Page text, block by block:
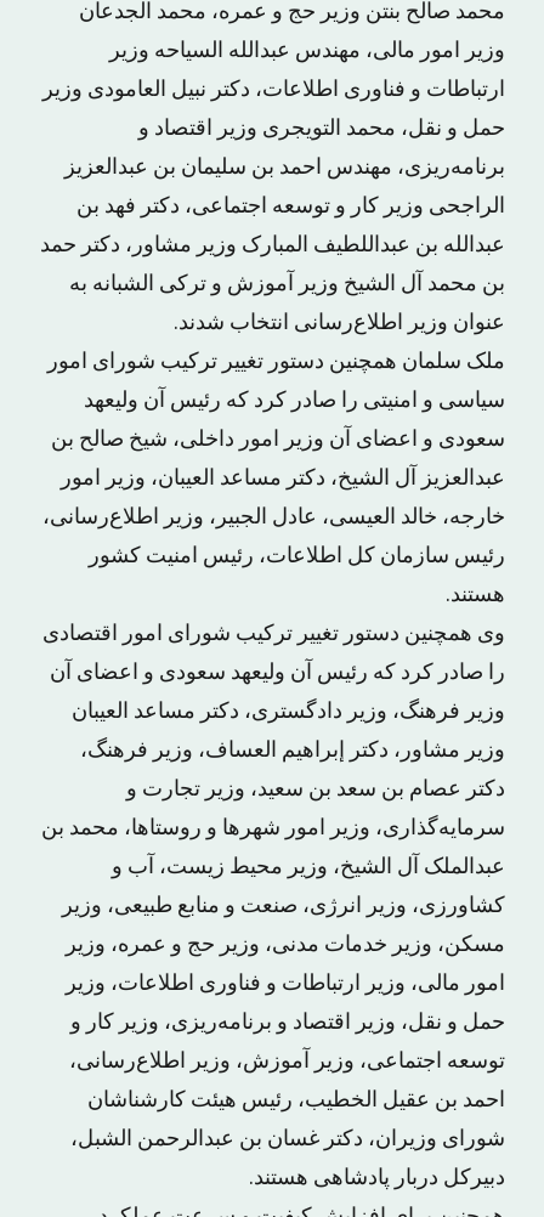
محمد صالح بنتن وزیر حج و عمره، محمد الجدعان
وزیر امور مالی، مهندس عبدالله السیاحه وزیر
ارتباطات و فناوری اطلاعات، دکتر نبیل العامودی وزیر
حمل و نقل، محمد التویجری وزیر اقتصاد و
برنامه‌ریزی، مهندس احمد بن سلیمان بن عبدالعزیز
الراجحی وزیر کار و توسعه اجتماعی، دکتر فهد بن
عبدالله بن عبداللطیف المبارک وزیر مشاور، دکتر حمد
بن محمد آل الشیخ وزیر آموزش و ترکی الشبانه به
عنوان وزیر اطلاع‌رسانی انتخاب شدند.
ملک سلمان همچنین دستور تغییر ترکیب شورای امور
سیاسی و امنیتی را صادر کرد که رئیس آن ولیعهد
سعودی و اعضای آن وزیر امور داخلی، شیخ صالح بن
عبدالعزیز آل الشیخ، دکتر مساعد العیبان، وزیر امور
خارجه، خالد العیسی، عادل الجبیر، وزیر اطلاع‌رسانی،
رئیس سازمان کل اطلاعات، رئیس امنیت کشور
هستند.
وی همچنین دستور تغییر ترکیب شورای امور اقتصادی
را صادر کرد که رئیس آن ولیعهد سعودی و اعضای آن
وزیر فرهنگ، وزیر دادگستری، دکتر مساعد العیبان
وزیر مشاور، دکتر إبراهیم العساف، وزیر فرهنگ،
دکتر عصام بن سعد بن سعید، وزیر تجارت و
سرمایه‌گذاری، وزیر امور شهرها و روستاها، محمد بن
عبدالملک آل الشیخ، وزیر محیط زیست، آب و
کشاورزی، وزیر انرژی، صنعت و منابع طبیعی، وزیر
مسکن، وزیر خدمات مدنی، وزیر حج و عمره، وزیر
امور مالی، وزیر ارتباطات و فناوری اطلاعات، وزیر
حمل و نقل، وزیر اقتصاد و برنامه‌ریزی، وزیر کار و
توسعه اجتماعی، وزیر آموزش، وزیر اطلاع‌رسانی،
احمد بن عقیل الخطیب، رئیس هیئت کارشناشان
شورای وزیران، دکتر غسان بن عبدالرحمن الشبل،
دبیرکل دربار پادشاهی هستند.